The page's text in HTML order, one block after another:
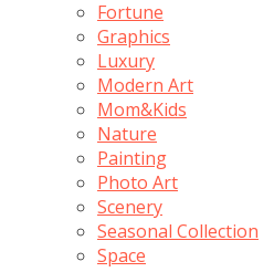
Fortune
Graphics
Luxury
Modern Art
Mom&Kids
Nature
Painting
Photo Art
Scenery
Seasonal Collection
Space